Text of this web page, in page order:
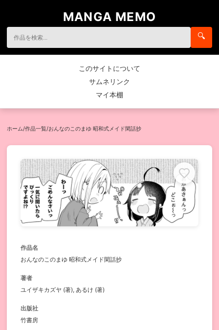
MANGA MEMO
🔍
このサイトについて
サムネリンク
マイ本棚
ホーム/作品一覧/おんなのこのまゆ 昭和式メイド閑話抄
作品名
おんなのこのまゆ 昭和式メイド閑話抄
著者
ユイザキカズヤ (著), あるけ (著)
出版社
竹書房